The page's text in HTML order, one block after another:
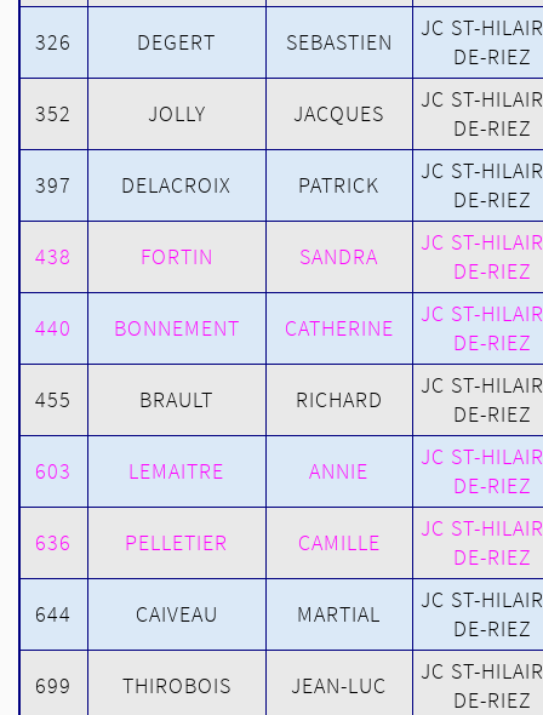
326 DEGERT SEBASTIEN
JC ST-
DE-RIEZ
352 JOLLY JACQUES
JC ST-
DE-RIEZ
397 DELACROIX PATRICK
JC ST-
DE-RIEZ
438 FORTIN SANDRA
JC ST-
DE-RIEZ
440 BONNEMENT CATHERINE
JC ST-
DE-RIEZ
455 BRAULT RICHARD
JC ST-
DE-RIEZ
603 LEMAITRE ANNIE
JC ST-
DE-RIEZ
636 PELLETIER CAMILLE
JC ST-
DE-RIEZ
644 CAIVEAU MARTIAL
JC ST-
DE-RIEZ
699 THIROBOIS JEAN-LUC
JC ST-
DE-RIEZ